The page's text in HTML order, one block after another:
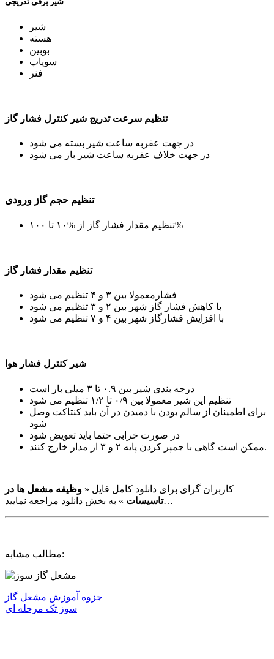
شیر
هسته
بوبین
سوپاپ
فنر
تنظیم سرعت تدریج شیر کنترل فشار گاز
در جهت عقربه ساعت شیر بسته می شود
در جهت خلاف عقربه ساعت شیر باز می شود
تنظیم حجم گاز ورودی
تنظیم مقدار فشار گاز از %۱۰ تا ۱۰۰%
تنظیم مقدار فشار گاز
فشارمعمولا بین ۳ و ۴ تنظیم می شود
با کاهش فشار گاز شهر بین ۲ و ۳ تنظیم می شود
با افزایش فشارگاز شهر بین ۴ و ۷ تنظیم می شود
شیر کنترل فشار هوا
درجه بندی شیر بین ۰.۹ تا ۳ میلی بار است
تنظیم این شیر معمولا بین ۰/۹ تا ۱/۲ تنظیم می شود
برای اطمینان از سالم بودن با دمیدن در آن باید کنتاکت وصل
شود
در صورت خرابی حتما باید تعویض شود
ممکن است گاهی با جمپر کردن پایه ۲ و ۳ از مدار خارج کنند.
کاربران گرای برای دانلود کامل فایل « وظیفه مشعل ها در
تاسیسات» به بخش دانلود مراجعه نمایید…
مطالب مشابه:
جزوه آموزش مشعل گاز
سوز تک مرحله ای